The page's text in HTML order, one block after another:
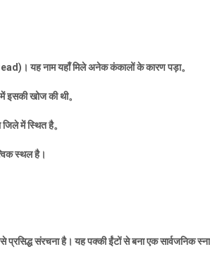
। यह नाम यहाँ मिले अनेक कंकालों के कारण पड़ा。
में इसकी खोज की थी。
जिले में स्थित है。
स्थल है।
प्रसिद्ध संरचना है। यह पक्की ईंटों से बना एक सार्वजनिक